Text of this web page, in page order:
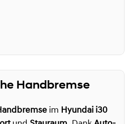
Handbremse
im Hyundai i30